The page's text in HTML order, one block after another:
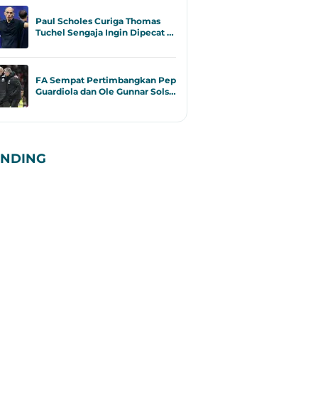
Paul Scholes Curiga Thomas
Tuchel Sengaja Ingin Dipecat …
FA Sempat Pertimbangkan Pep
Guardiola dan Ole Gunnar Sols…